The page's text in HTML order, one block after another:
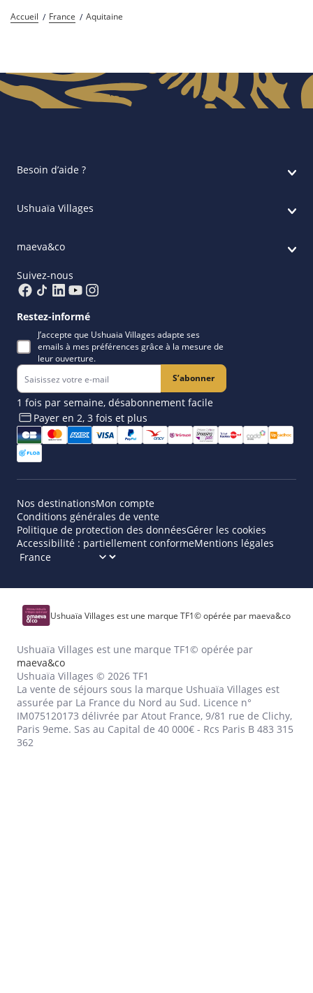
Accueil France Aquitaine
Besoin d’aide ?
Ushuaïa Villages
maeva&co
Suivez-nous
Restez-informé
J’accepte que Ushuaia Villages adapte ses
emails à mes préférences grâce à la mesure de
leur ouverture.
S’abonner
1 fois par semaine, désabonnement facile
Payer en 2, 3 fois et plus​
Nos destinationsMon compte
Conditions générales de vente
Politique de protection des donnéesGérer les cookies
Accessibilité : partiellement conformeMentions légales
Ushuaïa Villages est une marque TF1© opérée par maeva&co
Ushuaïa Villages est une marque TF1© opérée par
maeva&co
Ushuaïa Villages © 2026 TF1
La vente de séjours sous la marque Ushuaïa Villages est
assurée par La France du Nord au Sud. Licence n°
IM075120173 délivrée par Atout France, 9/81 rue de Clichy,
Paris 9eme. Sas au Capital de 40 000€ - Rcs Paris B 483 315
362